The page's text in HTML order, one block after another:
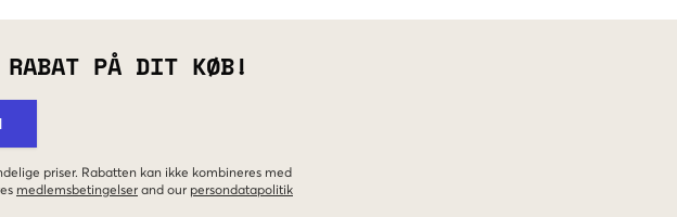
PÅ DIT KØB!
priser. Rabatten kan ikke kombineres med
medlemsbetingelser and our persondatapolitik